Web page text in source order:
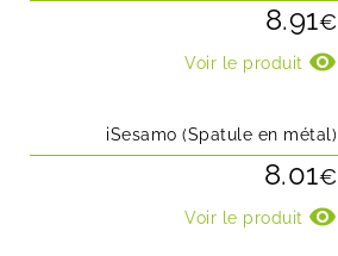
8.91€
Voir le produit visibility
iSesamo (Spatule en métal)
8.01€
Voir le produit visibility